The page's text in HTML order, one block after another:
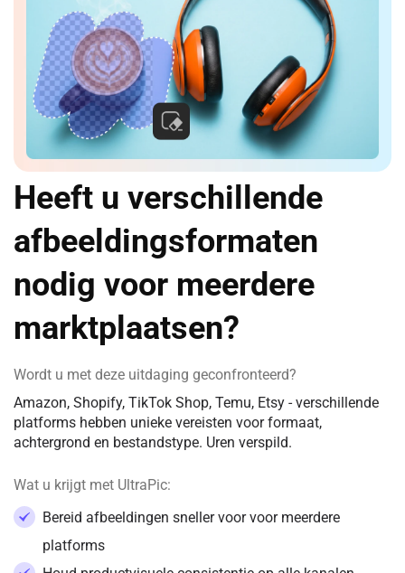
Heeft u verschillende
afbeeldingsformaten
nodig voor meerdere
marktplaatsen?
Wordt u met deze uitdaging geconfronteerd?
Amazon, Shopify, TikTok Shop, Temu, Etsy - verschillende
platforms hebben unieke vereisten voor formaat,
achtergrond en bestandstype. Uren verspild.
Wat u krijgt met UltraPic:
Bereid afbeeldingen sneller voor voor meerdere
platforms